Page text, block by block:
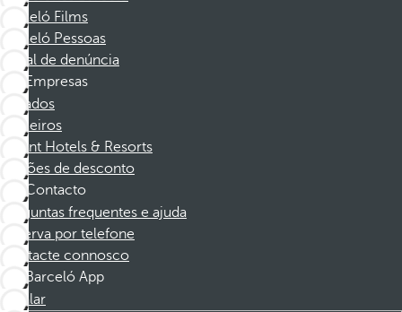
Barceló Films
Barceló Pessoas
Canal de denúncia
Empresas
Afiliados
Parceiros
Dorint Hotels & Resorts
Cupões de desconto
Contacto
Perguntas frequentes e ajuda
Reserva por telefone
Contacte connosco
Barceló App
Instalar